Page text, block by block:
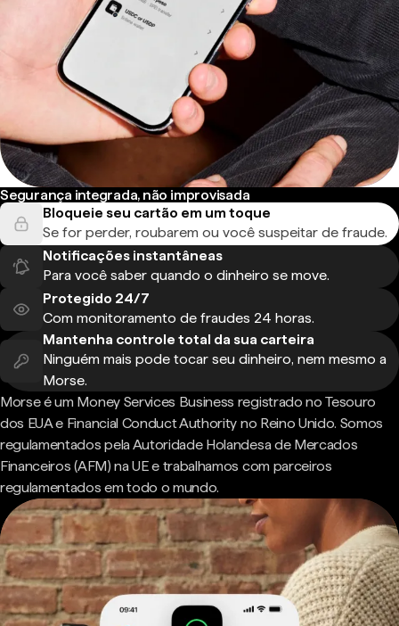
Segurança integrada, não improvisada
Bloqueie seu cartão em um toque
Se for perder, roubarem ou você suspeitar de fraude.
Notificações instantâneas
Para você saber quando o dinheiro se move.
Protegido 24/7
Com monitoramento de fraudes 24 horas.
Mantenha controle total da sua carteira
Ninguém mais pode tocar seu dinheiro, nem mesmo a
Morse.
Morse é um Money Services Business registrado no Tesouro
dos EUA e Financial Conduct Authority no Reino Unido. Somos
regulamentados pela Autoridade Holandesa de Mercados
Financeiros (AFM) na UE e trabalhamos com parceiros
regulamentados em todo o mundo.